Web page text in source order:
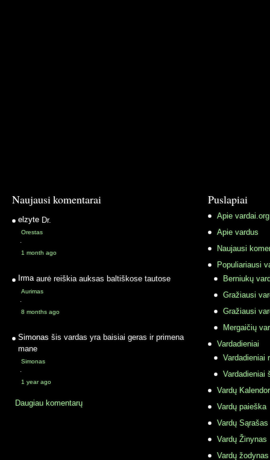
Naujausi komentarai
elzyte Dr.
Orestas
·
1 month ago
Irma aurė reiškia auksas baltiškose tautose
Aurimas
·
8 months ago
Simonas šis vardas yra baisiai geras ir primena
mane
Simonas
·
1 year ago
Daugiau komentarų
Puslapiai
Apie vardai.org
Apie vardus
Naujausi
Populiariausi
Berniukų
Gražiausi
Gražiausi
Mergaičių
Vardadieniai
Vardadieniai
Vardadieniai
Vardų
Vardų paieška
Vardų Sąrašas
Vardų Žinynas
Vardų